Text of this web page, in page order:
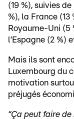
(19 %), suivies
%), la France (13
Royaume-Uni (5
l’Espagne (2 %)
Mais ils sont
Luxembourg du
motivation
préjugés
“Ça peut faire